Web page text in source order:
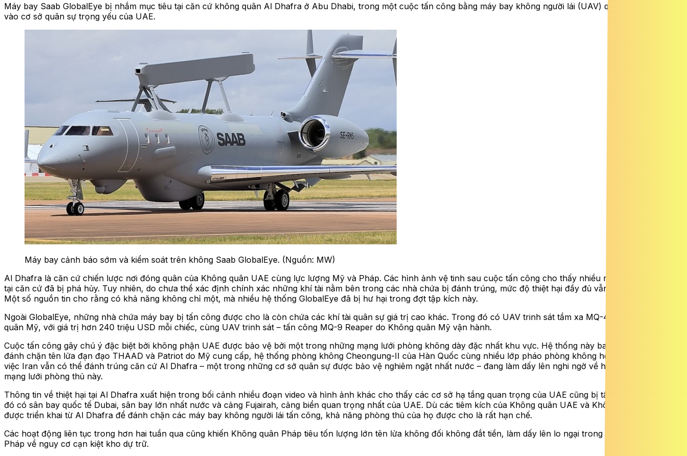
Máy bay Saab GlobalEye bị nhắm mục tiêu tại căn cứ không quân Al Dhafra ở Abu Dhabi, trong một cuộc tấn công bằng máy bay không người lái (UAV) quy mô lớn nhằm
vào cơ sở quân sự trọng yếu của UAE.
Máy bay cảnh báo sớm và kiểm soát trên không Saab GlobalEye. (Nguồn: MW)
Al Dhafra là căn cứ chiến lược nơi đóng quân của Không quân UAE cùng lực lượng Mỹ và Pháp. Các hình ảnh vệ tinh sau cuộc tấn công cho thấy nhiều nhà chứa máy bay
tại căn cứ đã bị phá hủy. Tuy nhiên, do chưa thể xác định chính xác những khí tài nằm bên trong các nhà chứa bị đánh trúng, mức độ thiệt hại đầy đủ vẫn chưa được làm rõ.
Một số nguồn tin cho rằng có khả năng không chỉ một, mà nhiều hệ thống GlobalEye đã bị hư hại trong đợt tập kích này.
Ngoài GlobalEye, những nhà chứa máy bay bị tấn công được cho là còn chứa các khí tài quân sự giá trị cao khác. Trong đó có UAV trinh sát tầm xa MQ-4C Triton của Hải
quân Mỹ, với giá trị hơn 240 triệu USD mỗi chiếc, cùng UAV trinh sát – tấn công MQ-9 Reaper do Không quân Mỹ vận hành.
Cuộc tấn công gây chú ý đặc biệt bởi không phận UAE được bảo vệ bởi một trong những mạng lưới phòng không dày đặc nhất khu vực. Hệ thống này bao gồm các tổ hợp
đánh chặn tên lửa đạn đạo THAAD và Patriot do Mỹ cung cấp, hệ thống phòng không Cheongung-II của Hàn Quốc cùng nhiều lớp pháo phòng không hỗ trợ. Tuy nhiên,
việc Iran vẫn có thể đánh trúng căn cứ Al Dhafra – một trong những cơ sở quân sự được bảo vệ nghiêm ngặt nhất nước – đang làm dấy lên nghi ngờ về hiệu quả thực tế của
mạng lưới phòng thủ này.
Thông tin về thiệt hại tại Al Dhafra xuất hiện trong bối cảnh nhiều đoạn video và hình ảnh khác cho thấy các cơ sở hạ tầng quan trọng của UAE cũng bị tấn công. Trong số
đó có sân bay quốc tế Dubai, sân bay lớn nhất nước và cảng Fujairah, cảng biển quan trọng nhất của UAE. Dù các tiêm kích của Không quân UAE và Không quân Pháp đã
được triển khai từ Al Dhafra để đánh chặn các máy bay không người lái tấn công, khả năng phòng thủ của họ được cho là rất hạn chế.
Các hoạt động liên tục trong hơn hai tuần qua cũng khiến Không quân Pháp tiêu tốn lượng lớn tên lửa không đối không đắt tiền, làm dấy lên lo ngại trong Bộ Quốc phòng
Pháp về nguy cơ cạn kiệt kho dự trữ.